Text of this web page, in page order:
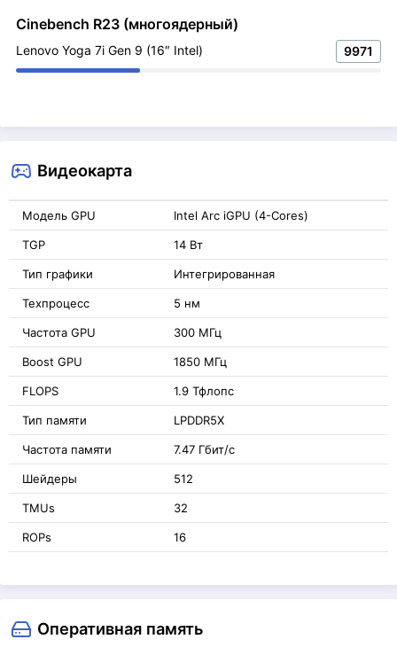
Cinebench R23 (многоядерный)
Lenovo Yoga 7i Gen 9 (16″ Intel) 9971
Видеокарта
Модель GPU Intel Arc iGPU (4-Cores)
TGP 14 Вт
Тип графики Интегрированная
Техпроцесс 5 нм
Частота GPU 300 МГц
Boost GPU 1850 МГц
FLOPS 1.9 Тфлопс
Тип памяти LPDDR5X
Частота памяти 7.47 Гбит/с
Шейдеры 512
TMUs 32
ROPs 16
Оперативная память